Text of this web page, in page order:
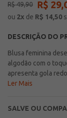
R$49,90 R$ 29,
ou 2x de R$ 14,50
DESCRIÇÃO DO
Blusa feminina
algodão com o
apresenta gola
curtas com detalhe
dia a dia! Tecido:
Ler Mais
SALVE OU